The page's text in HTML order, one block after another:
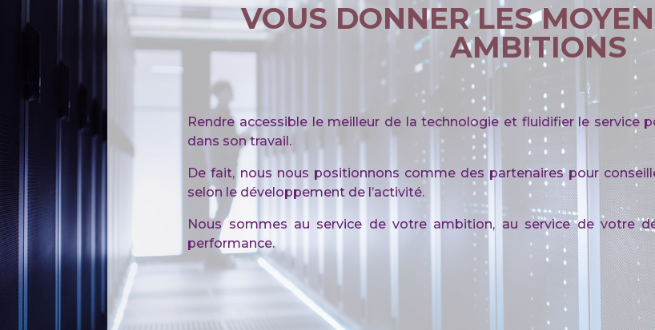
VOUS DONNER LES
AMBITIONS
Rendre accessible le meilleur de la technologie et fluidifier le service
dans son travail.
De fait, nous nous positionnons comme des partenaires pour
selon le développement de l’activité.
Nous sommes au service de votre ambition, au service de votre
performance.